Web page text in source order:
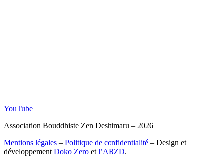
YouTube
Association Bouddhiste Zen Deshimaru – 2026
Mentions légales – Politique de confidentialité – Design et
développement Doko Zero et l’ABZD.